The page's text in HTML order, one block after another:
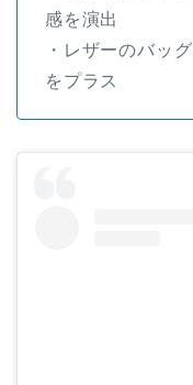
感を演出
・レザーのバッ
をプラス